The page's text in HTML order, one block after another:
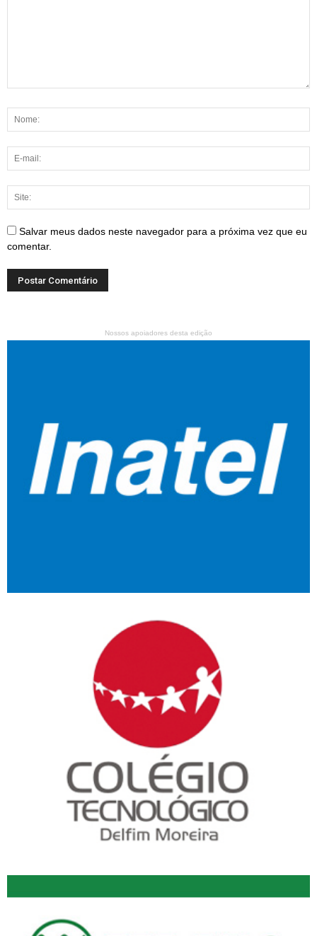
Salvar meus dados neste navegador para a próxima vez que eu
comentar.
Nossos apoiadores desta edição